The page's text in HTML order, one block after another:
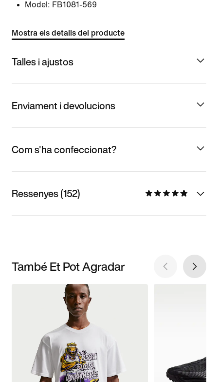
Model: FB1081-569
Mostra els detalls del producte
Talles i ajustos
Enviament i devolucions
Com s'ha confeccionat?
Ressenyes (152)
També Et Pot Agradar